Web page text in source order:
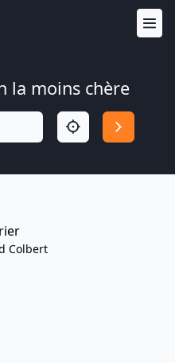
la moins chère
Colbert